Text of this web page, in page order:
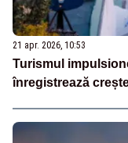
21 apr. 2026, 10:53
Turismul
înregistrează